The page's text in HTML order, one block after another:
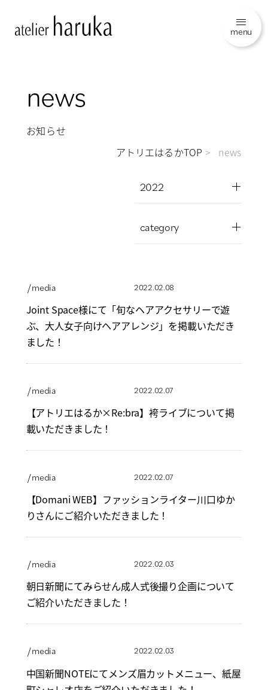
menu
news
お知らせ
アトリエはるかTOP
news
2022
category
/ media 2022.02.08
Joint Space様にて「旬なヘアアクセサリーで遊
ぶ、大人女子向けヘアアレンジ」を掲載いただき
ました！
/ media 2022.02.07
【アトリエはるか×Re:bra】袴ライブについて掲
載いただきました！
/ media 2022.02.07
【Domani WEB】ファッションライター川口ゆか
りさんにご紹介いただきました！
/ media 2022.02.03
朝日新聞にてみらせん成人式後撮り企画について
ご紹介いただきました！
/ media 2022.02.03
中国新聞NOTEにてメンズ眉カットメニュー、紙屋